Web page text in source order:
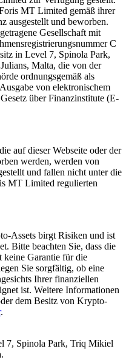
MT Limited gemäß ihrer
ausgestellt und beworben.
Gesellschaft mit
C
in Level 7, Spinola Park,
Malta, die von der
ordnungsgemäß als
von elektronischem
über Finanzinstitute (E-
auf dieser Webseite oder der
werden, werden von
und fallen nicht unter die
MT Limited regulierten
Assets birgt Risiken und ist
Bitte beachten Sie, dass die
keine Garantie für die
Sie sorgfältig, ob eine
Ihrer finanziellen
ist. Weitere Informationen
dem Besitz von Krypto-
.
7, Spinola Park, Triq Mikiel